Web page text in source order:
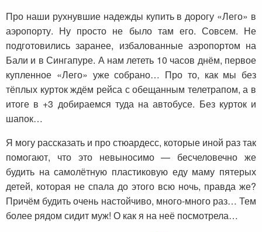
Про наши рухнувшие надежды купить в дорогу «Лего» в
аэропорту. Ну просто не было там его. Совсем. Не
подготовились заранее, избалованные аэропортом на
Бали и в Сингапуре. А нам лететь 10 часов днём, первое
купленное «Лего» уже собрано… Про то, как мы без
тёплых курток ждём рейса с обещанным телетрапом, а в
итоге в +3 добираемся туда на автобусе. Без курток и
шапок…
Я могу рассказать и про стюардесс, которые иной раз так
помогают, что это невыносимо — бесчеловечно же
будить на самолётную пластиковую еду маму пятерых
детей, которая не спала до этого всю ночь, правда же?
Причём будить очень настойчиво, много-много раз… Тем
более рядом сидит муж! О как я на неё посмотрела…